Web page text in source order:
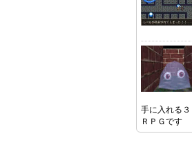
手に入れる
ＲＰＧです